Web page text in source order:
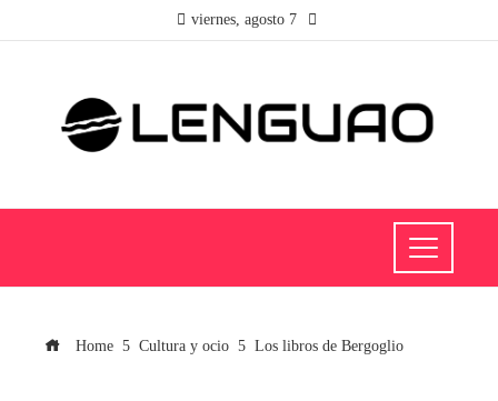
viernes, agosto 7
Home Cultura y ocio Los libros de Bergoglio